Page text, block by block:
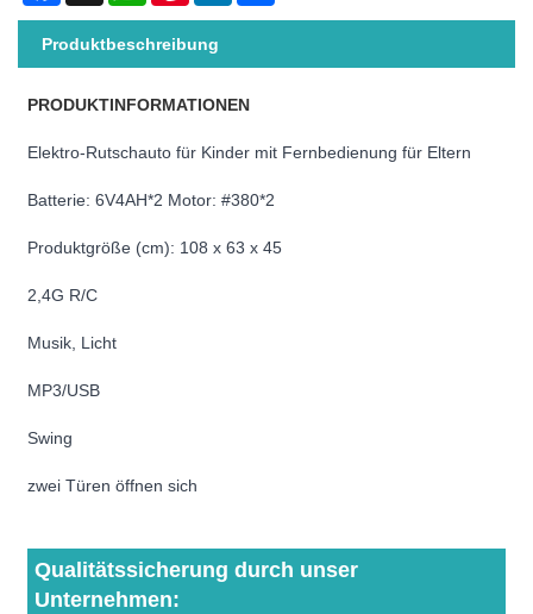
Produktbeschreibung
PRODUKTINFORMATIONEN
Elektro-Rutschauto für Kinder mit Fernbedienung für Eltern
Batterie: 6V4AH*2 Motor: #380*2
Produktgröße (cm): 108 x 63 x 45
2,4G R/C
Musik, Licht
MP3/USB
Swing
zwei Türen öffnen sich
Qualitätssicherung durch unser
Unternehmen: